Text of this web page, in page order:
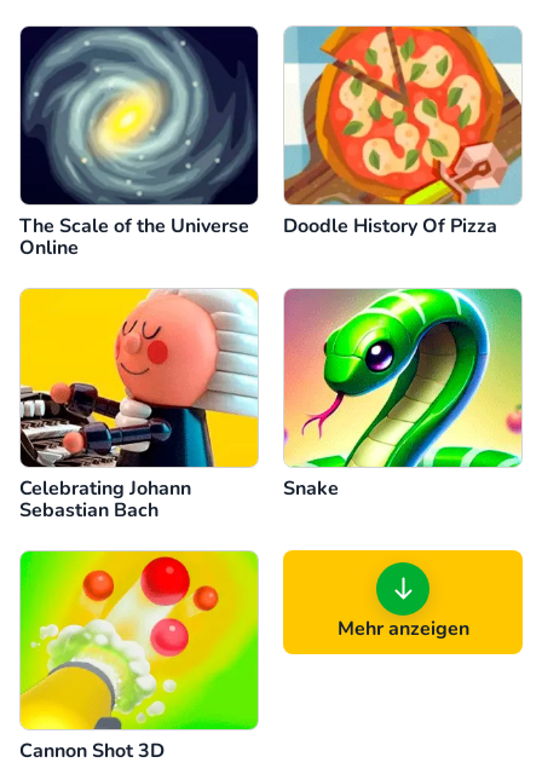
The Scale of the Universe
Online
Doodle History Of Pizza
Celebrating Johann
Sebastian Bach
Snake
Cannon Shot 3D
Mehr anzeigen